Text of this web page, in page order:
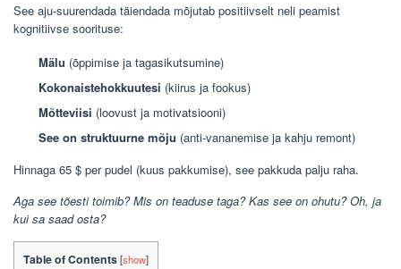
See aju-suurendada täiendada mõjutab positiivselt neli peamist
kognitiivse soorituse:
Mälu (õppimise ja tagasikutsumine)
Kokonaistehokkuutesi (kiirus ja fookus)
Mõtteviisi (loovust ja motivatsiooni)
See on struktuurne mõju (anti-vananemise ja kahju remont)
Hinnaga 65 $ per pudel (kuus pakkumise), see pakkuda palju raha.
Aga see tõesti toimib? Mis on teaduse taga? Kas see on ohutu? Oh, ja
kui sa saad osta?
Table of Contents[show]